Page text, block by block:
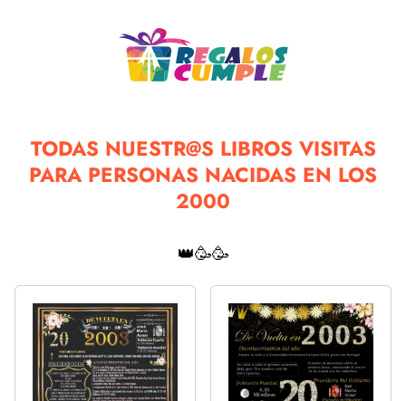
TODAS NUESTR@S LIBROS VISITAS
PARA PERSONAS NACIDAS EN LOS
2000
👑🥳🥳